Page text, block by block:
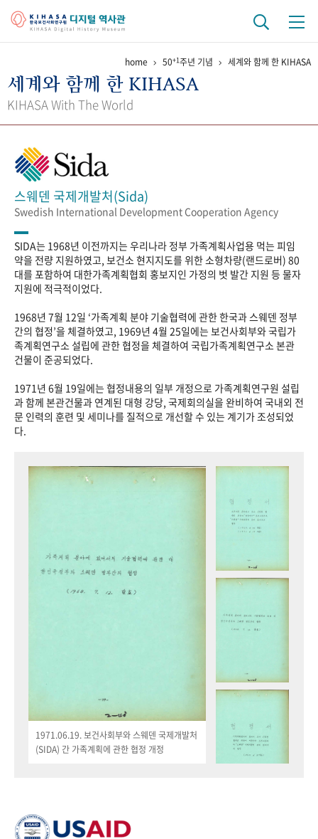
걸어온 길 기관 변천사 역대 기관장
정책과 연구 키워드로 보는 연구 역사
간행물 변천사
기록물 아카이브
사진 아카이브 문서 기록물 행정박물 영상 기록물
성과 50선 숫자로 보는 50년 50+1주년 광장
세계와 함께 한 KIHASA
VR 역사관
home 50+1주년 기념 세계와 함께 한 KIHASA
세계와 함께 한 KIHASA
KIHASA With The World
스웨덴 국제개발처(Sida)
Swedish International Development Cooperation Agency
SIDA는 1968년 이전까지는 우리나라 정부 가족계획사업용 먹는 피임
약을 전량 지원하였고, 보건소 현지지도를 위한 소형차량(랜드로버) 80
대를 포함하여 대한가족계획협회 홍보지인 가정의 벗 발간 지원 등 물자
지원에 적극적이었다.
1968년 7월 12일 ‘가족계획 분야 기술협력에 관한 한국과 스웨덴 정부
간의 협정’을 체결하였고, 1969년 4월 25일에는 보건사회부와 국립가
족계획연구소 설립에 관한 협정을 체결하여 국립가족계획연구소 본관
건물이 준공되었다.
1971년 6월 19일에는 협정내용의 일부 개정으로 가족계획연구원 설립
과 함께 본관건물과 연계된 대형 강당, 국제회의실을 완비하여 국내외 전
문 인력의 훈련 및 세미나를 질적으로 개선할 수 있는 계기가 조성되었
다.
1971.06.19. 보건사회부와 스웨덴 국제개발처
(SIDA) 간 가족계획에 관한 협정 개정